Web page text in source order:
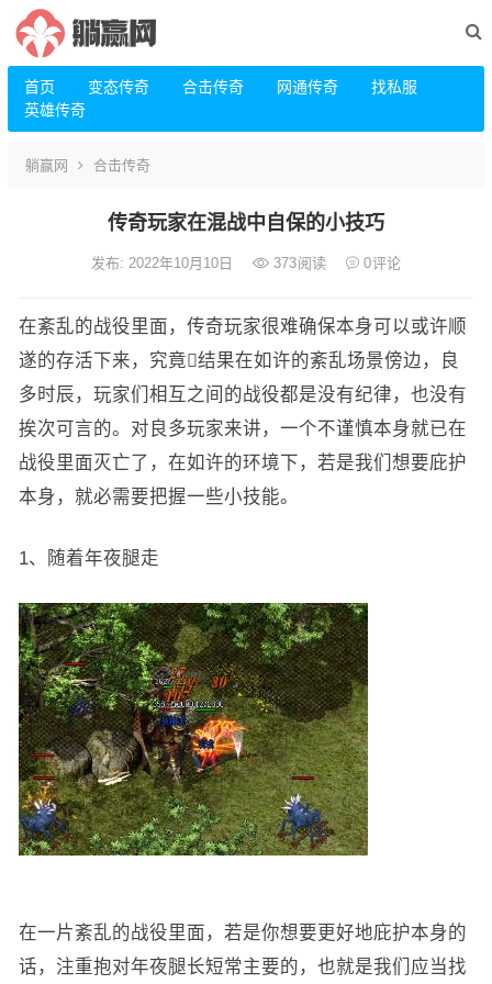
首页 变态传奇 合击传奇 网通传奇
找私服
英雄传奇
躺赢网 合击传奇
传奇玩家在混战中自保的小技巧
发布: 2022年10月10日 373阅读 0评论
在紊乱的战役里面，传奇玩家很难确保本身可以或许顺
遂的存活下来，究竟结果在如许的紊乱场景傍边，良
多时辰，玩家们相互之间的战役都是没有纪律，也没有
挨次可言的。对良多玩家来讲，一个不谨慎本身就已在
战役里面灭亡了，在如许的环境下，若是我们想要庇护
本身，就必需要把握一些小技能。
1、随着年夜腿走
在一片紊乱的战役里面，若是你想要更好地庇护本身的
话，注重抱对年夜腿长短常主要的，也就是我们应当找